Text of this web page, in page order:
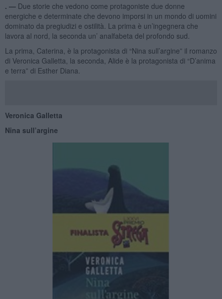
. — Due storie che vedono come protagoniste due donne
energiche e determinate che devono imporsi in un mondo di uomini
dominato da pregiudizi e ostilità. La prima è un’ingegnera che
lavora al nord, la seconda un’ analfabeta del profondo sud.
La prima, Caterina, è la protagonista di “Nina sull’argine” il romanzo
di Veronica Galletta, la seconda, Alide è la protagonista di “D’anima
e terra” di Esther Diana.
Veronica Galletta
Nina sull’argine